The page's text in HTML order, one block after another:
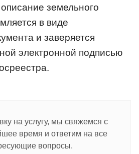
земельного
в виде
и заверяется
электронной подписью
на услугу, мы свяжемся с
время и ответим на все
вопросы.